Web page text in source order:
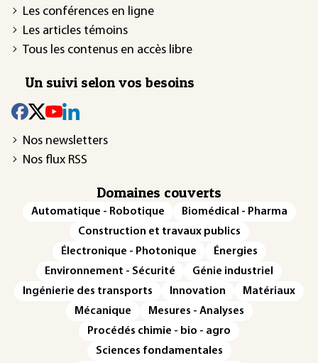
Les conférences en ligne
Les articles témoins
Tous les contenus en accès libre
Un suivi selon vos besoins
Nos newsletters
Nos flux RSS
Domaines couverts
Automatique - Robotique
Biomédical - Pharma
Construction et travaux publics
Électronique - Photonique
Énergies
Environnement - Sécurité
Génie industriel
Ingénierie des transports
Innovation
Matériaux
Mécanique
Mesures - Analyses
Procédés chimie - bio - agro
Sciences fondamentales